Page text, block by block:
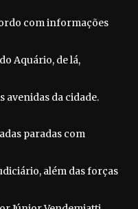
com informações
Aquário, de lá,
da cidade.
paradas com
além das forças